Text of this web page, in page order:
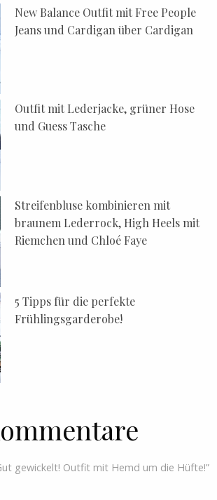
New Balance Outfit mit Free People
Jeans und Cardigan über Cardigan
Outfit mit Lederjacke, grüner Hose
und Guess Tasche
Streifenbluse kombinieren mit
braunem Lederrock, High Heels mit
Riemchen und Chloé Faye
5 Tipps für die perfekte
Frühlingsgarderobe!
gewickelt! Outfit mit Hemd um die Hüfte!”